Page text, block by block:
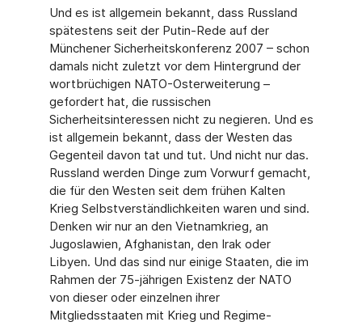
Und es ist allgemein bekannt, dass Russland
spätestens seit der Putin-Rede auf der
Münchener Sicherheitskonferenz 2007 – schon
damals nicht zuletzt vor dem Hintergrund der
wortbrüchigen NATO-Osterweiterung –
gefordert hat, die russischen
Sicherheitsinteressen nicht zu negieren. Und es
ist allgemein bekannt, dass der Westen das
Gegenteil davon tat und tut. Und nicht nur das.
Russland werden Dinge zum Vorwurf gemacht,
die für den Westen seit dem frühen Kalten
Krieg Selbstverständlichkeiten waren und sind.
Denken wir nur an den Vietnamkrieg, an
Jugoslawien, Afghanistan, den Irak oder
Libyen. Und das sind nur einige Staaten, die im
Rahmen der 75-jährigen Existenz der NATO
von dieser oder einzelnen ihrer
Mitgliedsstaaten mit Krieg und Regime-